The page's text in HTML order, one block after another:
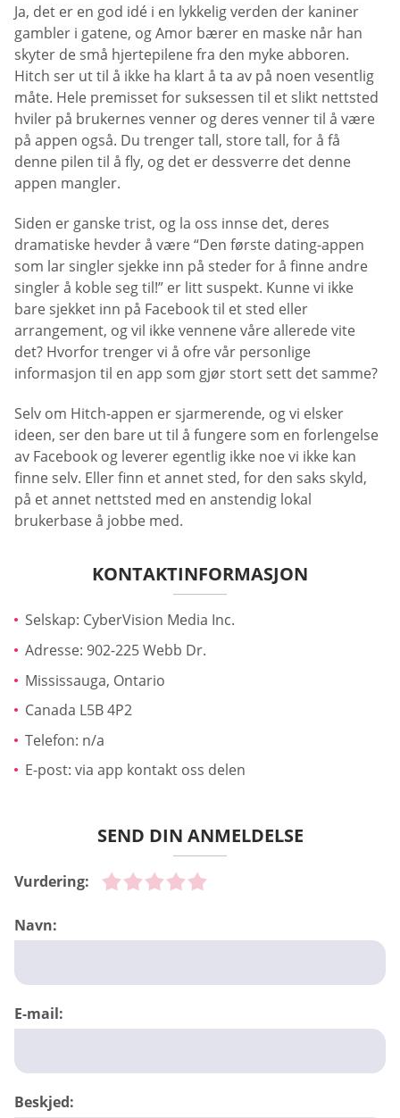
Ja, det er en god idé i en lykkelig verden der kaniner
gambler i gatene, og Amor bærer en maske når han
skyter de små hjertepilene fra den myke abboren.
Hitch ser ut til å ikke ha klart å ta av på noen vesentlig
måte. Hele premisset for suksessen til et slikt nettsted
hviler på brukernes venner og deres venner til å være
på appen også. Du trenger tall, store tall, for å få
denne pilen til å fly, og det er dessverre det denne
appen mangler.
Siden er ganske trist, og la oss innse det, deres
dramatiske hevder å være “Den første dating-appen
som lar singler sjekke inn på steder for å finne andre
singler å koble seg til!” er litt suspekt. Kunne vi ikke
bare sjekket inn på Facebook til et sted eller
arrangement, og vil ikke vennene våre allerede vite
det? Hvorfor trenger vi å ofre vår personlige
informasjon til en app som gjør stort sett det samme?
Selv om Hitch-appen er sjarmerende, og vi elsker
ideen, ser den bare ut til å fungere som en forlengelse
av Facebook og leverer egentlig ikke noe vi ikke kan
finne selv. Eller finn et annet sted, for den saks skyld,
på et annet nettsted med en anstendig lokal
brukerbase å jobbe med.
KONTAKTINFORMASJON
Selskap: CyberVision Media Inc.
Adresse: 902-225 Webb Dr.
Mississauga, Ontario
Canada L5B 4P2
Telefon: n/a
E-post: via app kontakt oss delen
SEND DIN ANMELDELSE
Vurdering:
Navn:
E-mail:
Beskjed: